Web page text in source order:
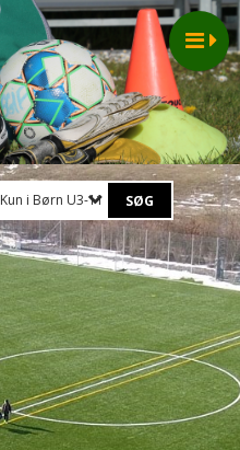
Kun i Børn U3-11